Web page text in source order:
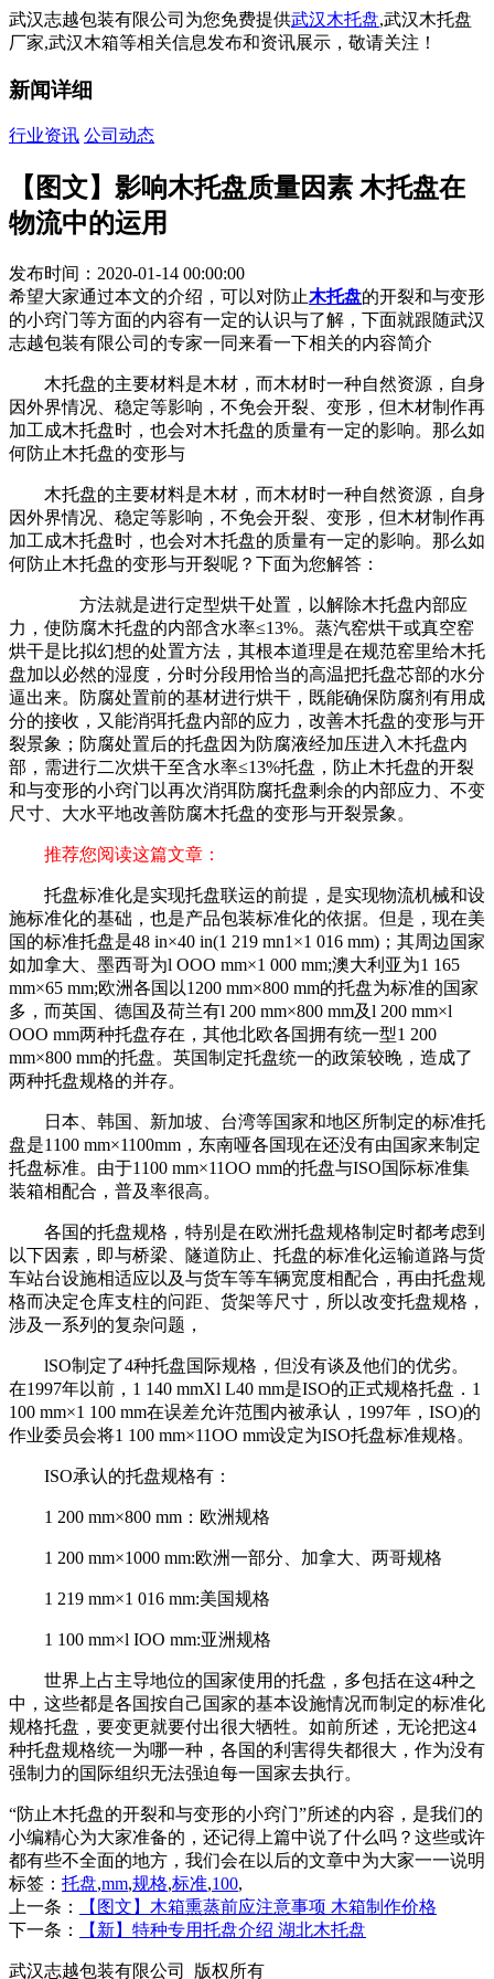
武汉志越包装有限公司为您免费提供武汉木托盘,武汉木托盘
厂家,武汉木箱等相关信息发布和资讯展示，敬请关注！
新闻详细
行业资讯 公司动态
【图文】影响木托盘质量因素 木托盘在
物流中的运用
发布时间：2020-01-14 00:00:00
希望大家通过本文的介绍，可以对防止木托盘的开裂和与变形
的小窍门等方面的内容有一定的认识与了解，下面就跟随武汉
志越包装有限公司的专家一同来看一下相关的内容简介
木托盘的主要材料是木材，而木材时一种自然资源，自身
因外界情况、稳定等影响，不免会开裂、变形，但木材制作再
加工成木托盘时，也会对木托盘的质量有一定的影响。那么如
何防止木托盘的变形与
木托盘的主要材料是木材，而木材时一种自然资源，自身
因外界情况、稳定等影响，不免会开裂、变形，但木材制作再
加工成木托盘时，也会对木托盘的质量有一定的影响。那么如
何防止木托盘的变形与开裂呢？下面为您解答：
方法就是进行定型烘干处置，以解除木托盘内部应
力，使防腐木托盘的内部含水率≤13%。蒸汽窑烘干或真空窑
烘干是比拟幻想的处置方法，其根本道理是在规范窑里给木托
盘加以必然的湿度，分时分段用恰当的高温把托盘芯部的水分
逼出来。防腐处置前的基材进行烘干，既能确保防腐剂有用成
分的接收，又能消弭托盘内部的应力，改善木托盘的变形与开
裂景象；防腐处置后的托盘因为防腐液经加压进入木托盘内
部，需进行二次烘干至含水率≤13%托盘，防止木托盘的开裂
和与变形的小窍门以再次消弭防腐托盘剩余的内部应力、不变
尺寸、大水平地改善防腐木托盘的变形与开裂景象。
推荐您阅读这篇文章：
托盘标准化是实现托盘联运的前提，是实现物流机械和设
施标准化的基础，也是产品包装标准化的依据。但是，现在美
国的标准托盘是48 in×40 in(1 219 mn1×1 016 mm)；其周边国家
如加拿大、墨西哥为l OOO mm×1 000 mm;澳大利亚为1 165
mm×65 mm;欧洲各国以1200 mm×800 mm的托盘为标准的国家
多，而英国、德国及荷兰有l 200 mm×800 mm及l 200 mm×l
OOO mm两种托盘存在，其他北欧各国拥有统一型1 200
mm×800 mm的托盘。英国制定托盘统一的政策较晚，造成了
两种托盘规格的并存。
日本、韩国、新加坡、台湾等国家和地区所制定的标准托
盘是1100 mm×1100mm，东南哑各国现在还没有由国家来制定
托盘标准。由于1100 mm×11OO mm的托盘与ISO国际标准集
装箱相配合，普及率很高。
各国的托盘规格，特别是在欧洲托盘规格制定时都考虑到
以下因素，即与桥梁、隧道防止、托盘的标准化运输道路与货
车站台设施相适应以及与货车等车辆宽度相配合，再由托盘规
格而决定仓库支柱的问距、货架等尺寸，所以改变托盘规格，
涉及一系列的复杂问题，
lSO制定了4种托盘国际规格，但没有谈及他们的优劣。
在1997年以前，1 140 mmXl L40 mm是ISO的正式规格托盘．1
100 mm×1 100 mm在误差允许范围内被承认，1997年，ISO)的
作业委员会将1 100 mm×11OO mm设定为ISO托盘标准规格。
ISO承认的托盘规格有：
1 200 mm×800 mm：欧洲规格
1 200 mm×1000 mm:欧洲一部分、加拿大、两哥规格
1 219 mm×1 016 mm:美国规格
1 100 mm×l IOO mm:亚洲规格
世界上占主导地位的国家使用的托盘，多包括在这4种之
中，这些都是各国按自己国家的基本设施情况而制定的标准化
规格托盘，要变更就要付出很大牺牲。如前所述，无论把这4
种托盘规格统一为哪一种，各国的利害得失都很大，作为没有
强制力的国际组织无法强迫每一国家去执行。
“防止木托盘的开裂和与变形的小窍门”所述的内容，是我们的
小编精心为大家准备的，还记得上篇中说了什么吗？这些或许
都有些不全面的地方，我们会在以后的文章中为大家一一说明
标签： 托盘,mm,规格,标准,100,
上一条：
【图文】木箱熏蒸前应注意事项 木箱制作价格
下一条：
【新】特种专用托盘介绍 湖北木托盘
武汉志越包装有限公司 版权所有